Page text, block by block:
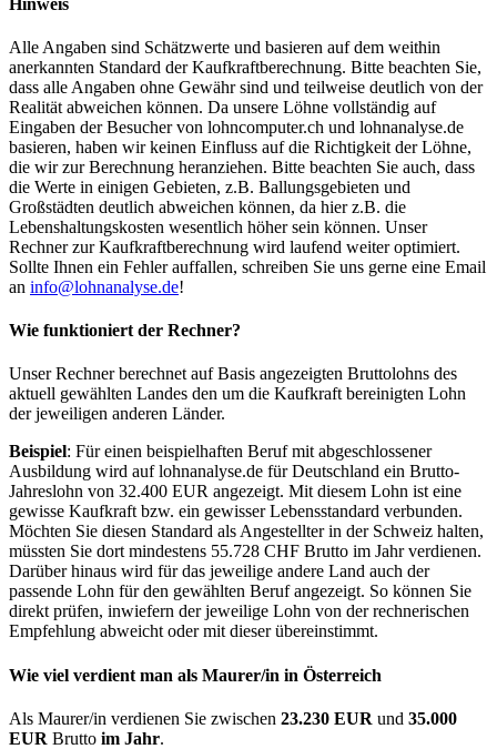
Alle Angaben sind Schätzwerte und basieren auf dem weithin
anerkannten Standard der Kaufkraftberechnung. Bitte beachten Sie,
dass alle Angaben ohne Gewähr sind und teilweise deutlich von der
Realität abweichen können. Da unsere Löhne vollständig auf
Eingaben der Besucher von lohncomputer.ch und lohnanalyse.de
basieren, haben wir keinen Einfluss auf die Richtigkeit der Löhne,
die wir zur Berechnung heranziehen. Bitte beachten Sie auch, dass
die Werte in einigen Gebieten, z.B. Ballungsgebieten und
Großstädten deutlich abweichen können, da hier z.B. die
Lebenshaltungskosten wesentlich höher sein können. Unser
Rechner zur Kaufkraftberechnung wird laufend weiter optimiert.
Sollte Ihnen ein Fehler auffallen, schreiben Sie uns gerne eine Email
an info@lohnanalyse.de!
Wie funktioniert der Rechner?
Unser Rechner berechnet auf Basis angezeigten Bruttolohns des
aktuell gewählten Landes den um die Kaufkraft bereinigten Lohn
der jeweiligen anderen Länder.
Beispiel: Für einen beispielhaften Beruf mit abgeschlossener
Ausbildung wird auf lohnanalyse.de für Deutschland ein Brutto-
Jahreslohn von 32.400 EUR angezeigt. Mit diesem Lohn ist eine
gewisse Kaufkraft bzw. ein gewisser Lebensstandard verbunden.
Möchten Sie diesen Standard als Angestellter in der Schweiz halten,
müssten Sie dort mindestens 55.728 CHF Brutto im Jahr verdienen.
Darüber hinaus wird für das jeweilige andere Land auch der
passende Lohn für den gewählten Beruf angezeigt. So können Sie
direkt prüfen, inwiefern der jeweilige Lohn von der rechnerischen
Empfehlung abweicht oder mit dieser übereinstimmt.
Wie viel verdient man als Maurer/in in Österreich
Als Maurer/in verdienen Sie zwischen 23.230 EUR und 35.000
EUR Brutto im Jahr.